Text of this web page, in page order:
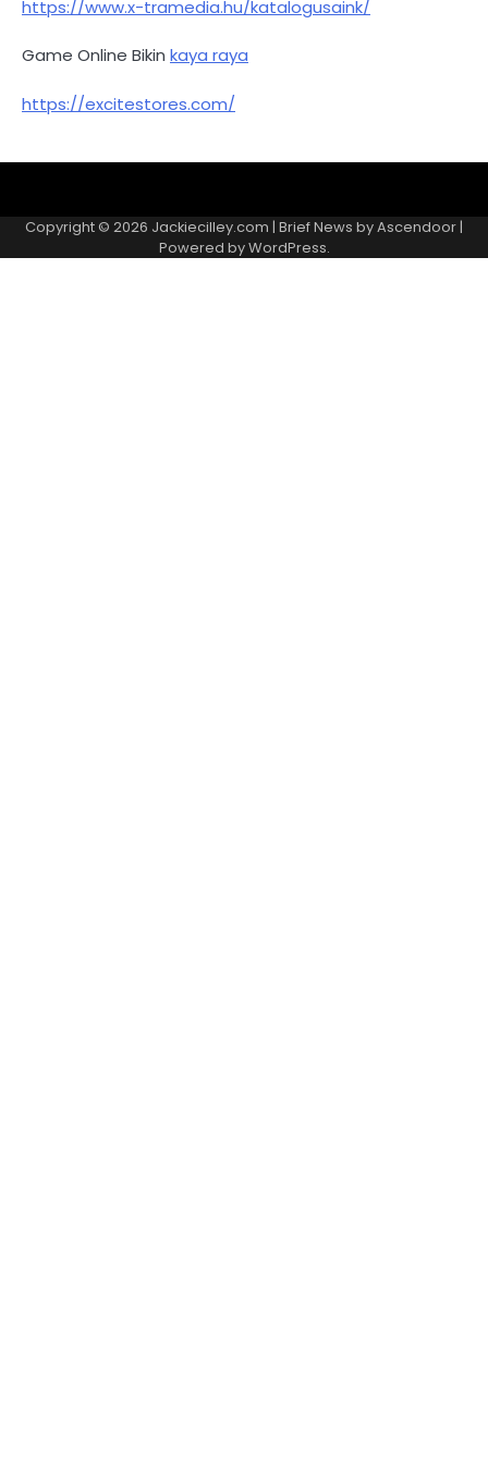
https://www.x-tramedia.hu/katalogusaink/
Game Online Bikin kaya raya
https://excitestores.com/
Privasi
Kami
Copyright © 2026 Jackiecilley.com | Brief News byAscendoor |
Powered byWordPress.